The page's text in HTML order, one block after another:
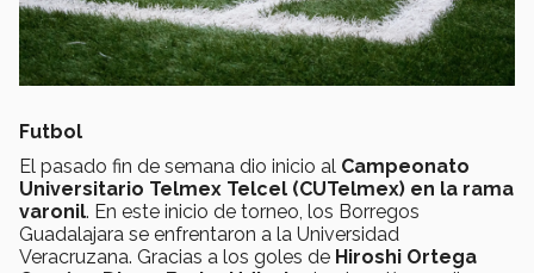
Futbol
El pasado fin de semana dio inicio al Campeonato
Universitario Telmex Telcel (CUTelmex) en la rama
varonil. En este inicio de torneo, los Borregos
Guadalajara se enfrentaron a la Universidad
Veracruzana. Gracias a los goles de Hiroshi Ortega